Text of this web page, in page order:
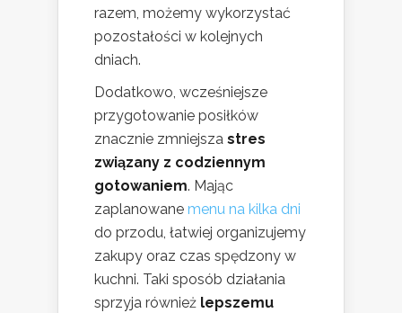
razem, możemy wykorzystać
pozostałości w kolejnych
dniach.
Dodatkowo, wcześniejsze
przygotowanie posiłków
znacznie zmniejsza stres
związany z codziennym
gotowaniem. Mając
zaplanowane menu na kilka dni
do przodu, łatwiej organizujemy
zakupy oraz czas spędzony w
kuchni. Taki sposób działania
sprzyja również lepszemu